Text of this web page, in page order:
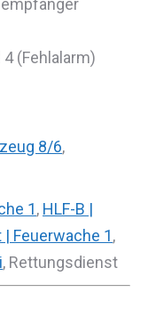
(Fehlalarm)
8/6,
1, HLF-B |
Feuerwache 1,
, Rettungsdienst